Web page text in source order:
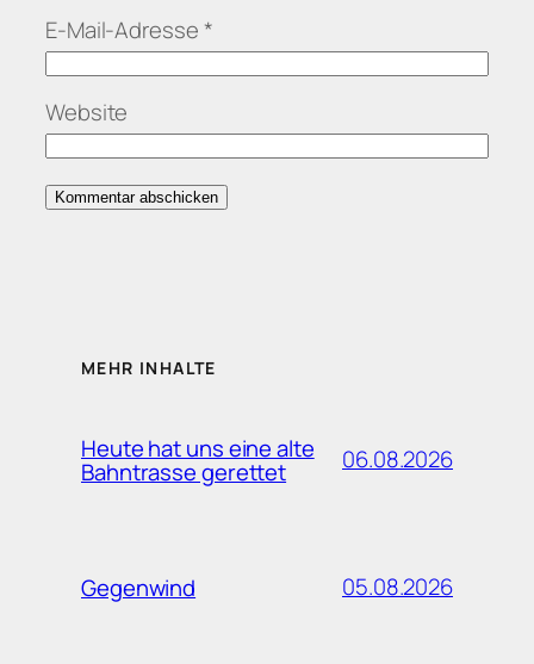
E-Mail-Adresse *
Website
MEHR INHALTE
Heute hat uns eine alte
Bahntrasse gerettet 06.08.2026
Gegenwind 05.08.2026